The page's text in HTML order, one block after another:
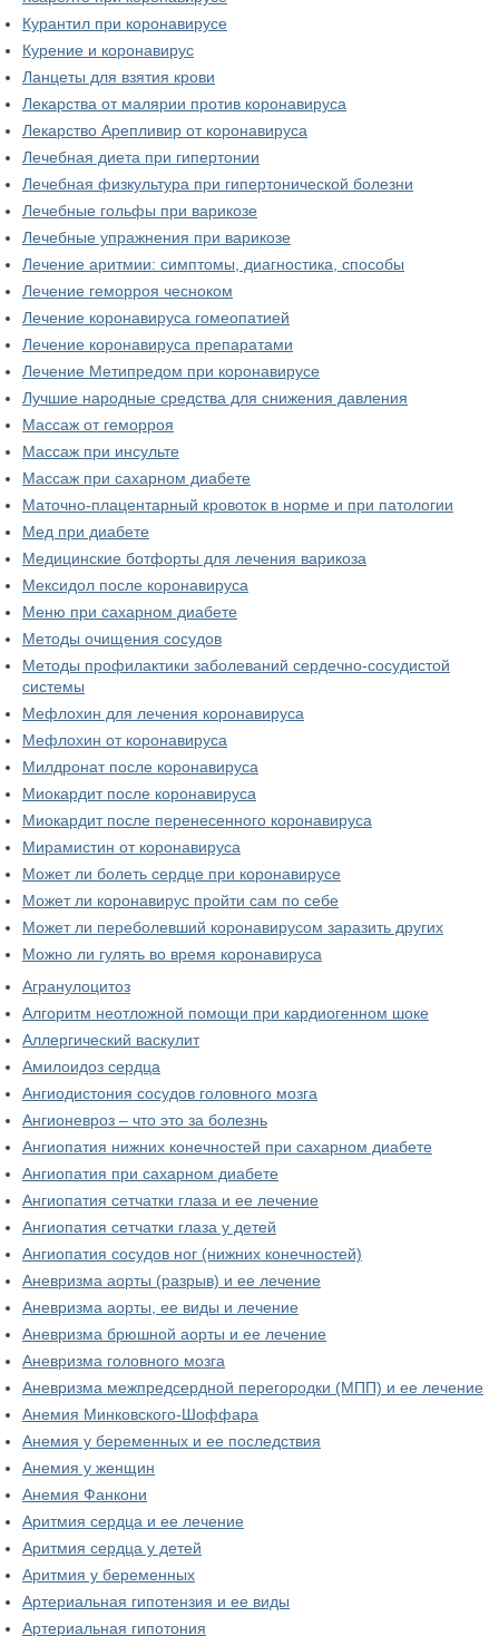
Курантил при коронавирусе
Курение и коронавирус
Ланцеты для взятия крови
Лекарства от малярии против коронавируса
Лекарство Арепливир от коронавируса
Лечебная диета при гипертонии
Лечебная физкультура при гипертонической болезни
Лечебные гольфы при варикозе
Лечебные упражнения при варикозе
Лечение аритмии: симптомы, диагностика, способы
Лечение геморроя чесноком
Лечение коронавируса гомеопатией
Лечение коронавируса препаратами
Лечение Метипредом при коронавирусе
Лучшие народные средства для снижения давления
Массаж от геморроя
Массаж при инсульте
Массаж при сахарном диабете
Маточно-плацентарный кровоток в норме и при патологии
Мед при диабете
Медицинские ботфорты для лечения варикоза
Мексидол после коронавируса
Меню при сахарном диабете
Методы очищения сосудов
Методы профилактики заболеваний сердечно-сосудистой
системы
Мефлохин для лечения коронавируса
Мефлохин от коронавируса
Милдронат после коронавируса
Миокардит после коронавируса
Миокардит после перенесенного коронавируса
Мирамистин от коронавируса
Может ли болеть сердце при коронавирусе
Может ли коронавирус пройти сам по себе
Может ли переболевший коронавирусом заразить других
Можно ли гулять во время коронавируса
Агранулоцитоз
Алгоритм неотложной помощи при кардиогенном шоке
Аллергический васкулит
Амилоидоз сердца
Ангиодистония сосудов головного мозга
Ангионевроз – что это за болезнь
Ангиопатия нижних конечностей при сахарном диабете
Ангиопатия при сахарном диабете
Ангиопатия сетчатки глаза и ее лечение
Ангиопатия сетчатки глаза у детей
Ангиопатия сосудов ног (нижних конечностей)
Аневризма аорты (разрыв) и ее лечение
Аневризма аорты, ее виды и лечение
Аневризма брюшной аорты и ее лечение
Аневризма головного мозга
Аневризма межпредсердной перегородки (МПП) и ее лечение
Анемия Минковского-Шоффара
Анемия у беременных и ее последствия
Анемия у женщин
Анемия Фанкони
Аритмия сердца и ее лечение
Аритмия сердца у детей
Аритмия у беременных
Артериальная гипотензия и ее виды
Артериальная гипотония